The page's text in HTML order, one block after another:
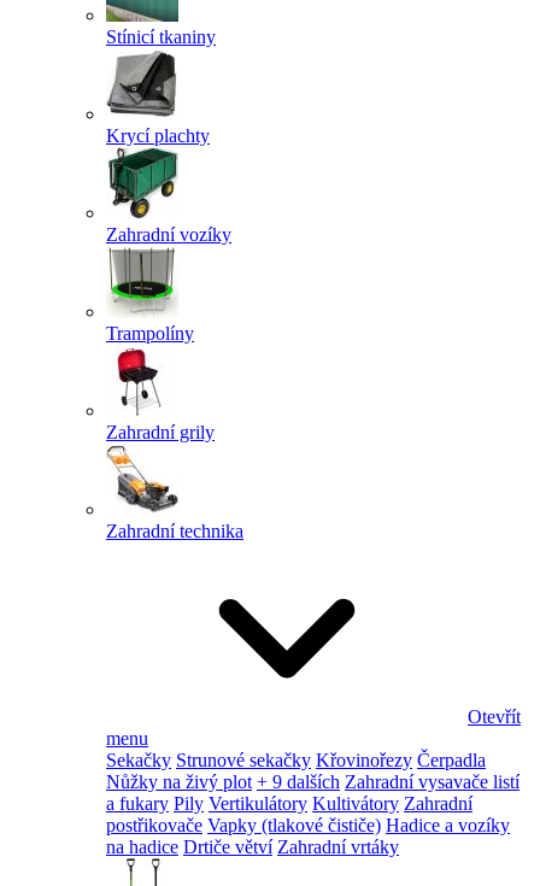
Stínicí tkaniny
Krycí plachty
Zahradní vozíky
Trampolíny
Zahradní grily
Zahradní technika
Otevřít
menu
Sekačky Strunové sekačky Křovinořezy Čerpadla
Nůžky na živý plot + 9 dalších Zahradní vysavače listí
a fukary Pily Vertikulátory Kultivátory Zahradní
postřikovače Vapky (tlakové čističe) Hadice a vozíky
na hadice Drtiče větví Zahradní vrtáky